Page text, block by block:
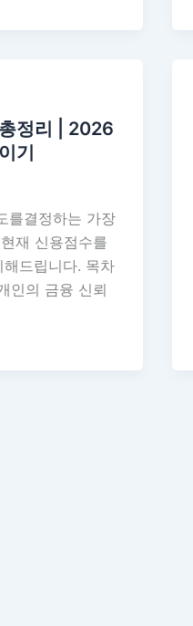
정리 | 2026
기
를결정하는 가장
재 신용점수를
드립니다. 목차
인의 금융 신뢰